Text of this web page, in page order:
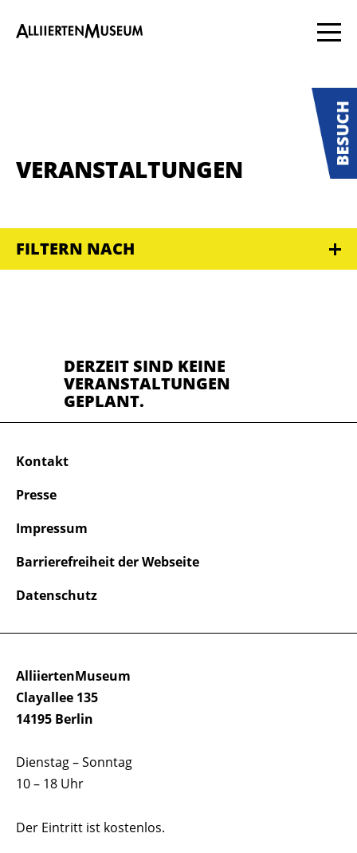
VERANSTALTUNGEN
FILTERN NACH
DERZEIT SIND KEINE
VERANSTALTUNGEN
GEPLANT.
AlliiertenMuseum
Clayallee 135
14195 Berlin
Dienstag – Sonntag
10 – 18 Uhr
Der Eintritt ist kostenlos.
Kontakt
Presse
Impressum
Barrierefreiheit der Webseite
Datenschutz